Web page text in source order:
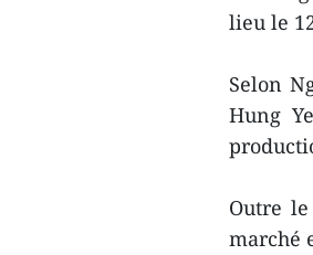
lieu le
Selon
Hung
Outre
marché